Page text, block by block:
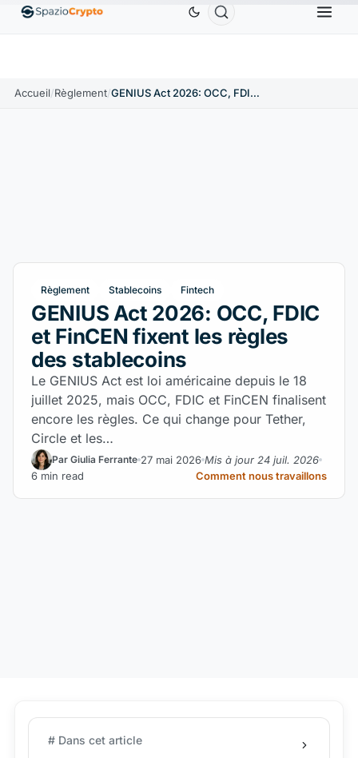
BNBBNB586,64 $US USDC USDC0,9995 $US XRP
Accueil/Règlement/ GENIUS Act 2026: OCC, FDIC et FinCEN fixent les règles des stablecoins
Règlement Stablecoins Fintech
GENIUS Act 2026: OCC, FDIC
et FinCEN fixent les règles
des stablecoins
Le GENIUS Act est loi américaine depuis le 18
juillet 2025, mais OCC, FDIC et FinCEN finalisent
encore les règles. Ce qui change pour Tether,
Circle et les…
Par Giulia Ferrante 27 mai 2026 Mis à jour 24 juil. 2026
6 min read
Comment nous travaillons
# Dans cet article